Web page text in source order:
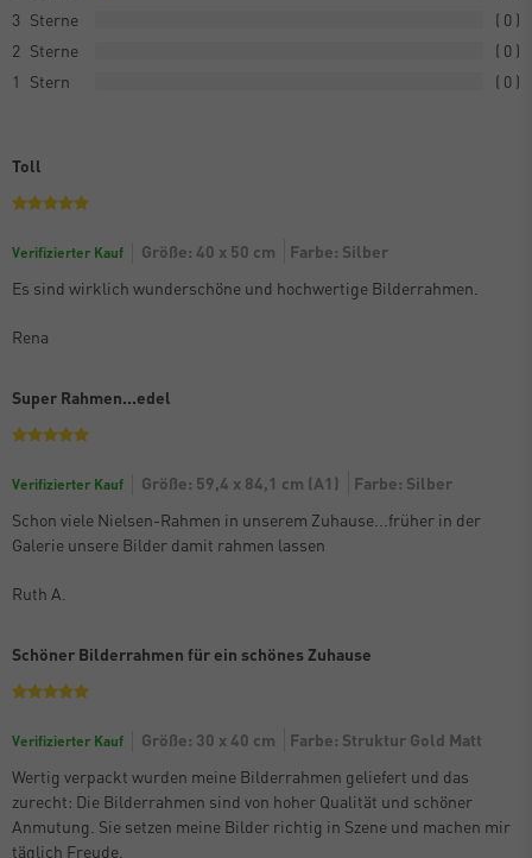
3
0
2
0
1
0
Toll
Verifizierter Kauf Größe: 40 x 50 cm
Farbe: Silber
Es sind wirklich wunderschöne und hochwertige Bilderrahmen.
Rena
Super Rahmen...edel
Verifizierter Kauf Größe: 59,4 x 84,1 cm (A1)
Farbe: Silber
Schon viele Nielsen-Rahmen in unserem Zuhause...früher in der
Galerie unsere Bilder damit rahmen lassen
Ruth A.
Schöner Bilderrahmen für ein schönes Zuhause
Verifizierter Kauf Größe: 30 x 40 cm
Farbe: Struktur Gold Matt
Wertig verpackt wurden meine Bilderrahmen geliefert und das
zurecht: Die Bilderrahmen sind von hoher Qualität und schöner
Anmutung. Sie setzen meine Bilder richtig in Szene und machen mir
täglich Freude.